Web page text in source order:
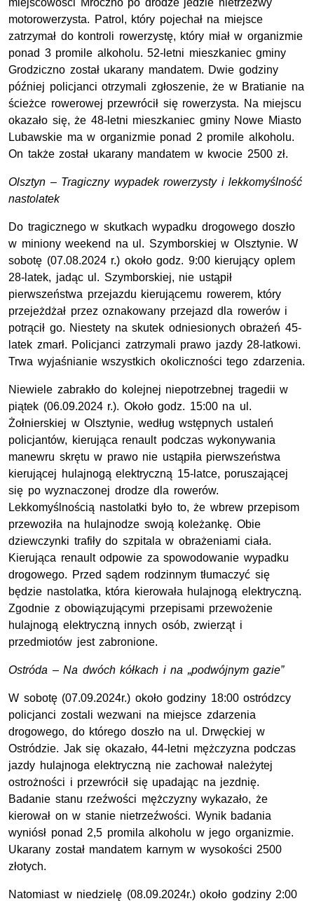
motorowerzysta. Patrol, który pojechał na miejsce
zatrzymał do kontroli rowerzystę, który miał w organizmie
ponad 3 promile alkoholu. 52-letni mieszkaniec gminy
Grodziczno został ukarany mandatem. Dwie godziny
później policjanci otrzymali zgłoszenie, że w Bratianie na
ścieżce rowerowej przewrócił się rowerzysta. Na miejscu
okazało się, że 48-letni mieszkaniec gminy Nowe Miasto
Lubawskie ma w organizmie ponad 2 promile alkoholu.
On także został ukarany mandatem w kwocie 2500 zł.
Olsztyn – Tragiczny wypadek rowerzysty i lekkomyślność
nastolatek
Do tragicznego w skutkach wypadku drogowego doszło
w miniony weekend na ul. Szymborskiej w Olsztynie. W
sobotę (07.08.2024 r.) około godz. 9:00 kierujący oplem
28-latek, jadąc ul. Szymborskiej, nie ustąpił
pierwszeństwa przejazdu kierującemu rowerem, który
przejeżdżał przez oznakowany przejazd dla rowerów i
potrącił go. Niestety na skutek odniesionych obrażeń 45-
latek zmarł. Policjanci zatrzymali prawo jazdy 28-latkowi.
Trwa wyjaśnianie wszystkich okoliczności tego zdarzenia.
Niewiele zabrakło do kolejnej niepotrzebnej tragedii w
piątek (06.09.2024 r.). Około godz. 15:00 na ul.
Żołnierskiej w Olsztynie, według wstępnych ustaleń
policjantów, kierująca renault podczas wykonywania
manewru skrętu w prawo nie ustąpiła pierwszeństwa
kierującej hulajnogą elektryczną 15-latce, poruszającej
się po wyznaczonej drodze dla rowerów.
Lekkomyślnością nastolatki było to, że wbrew przepisom
przewoziła na hulajnodze swoją koleżankę. Obie
dziewczynki trafiły do szpitala w obrażeniami ciała.
Kierująca renault odpowie za spowodowanie wypadku
drogowego. Przed sądem rodzinnym tłumaczyć się
będzie nastolatka, która kierowała hulajnogą elektryczną.
Zgodnie z obowiązującymi przepisami przewożenie
hulajnogą elektryczną innych osób, zwierząt i
przedmiotów jest zabronione.
Ostróda – Na dwóch kółkach i na „podwójnym gazie”
W sobotę (07.09.2024r.) około godziny 18:00 ostródzcy
policjanci zostali wezwani na miejsce zdarzenia
drogowego, do którego doszło na ul. Drwęckiej w
Ostródzie. Jak się okazało, 44-letni mężczyzna podczas
jazdy hulajnoga elektryczną nie zachował należytej
ostrożności i przewrócił się upadając na jezdnię.
Badanie stanu rzeźwości mężczyzny wykazało, że
kierował on w stanie nietrzeźwości. Wynik badania
wyniósł ponad 2,5 promila alkoholu w jego organizmie.
Ukarany został mandatem karnym w wysokości 2500
złotych.
Natomiast w niedzielę (08.09.2024r.) około godziny 2:00